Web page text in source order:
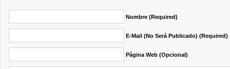
Nombre (required)
E-Mail (no Será Publicado) (required)
Página Web (opcional)